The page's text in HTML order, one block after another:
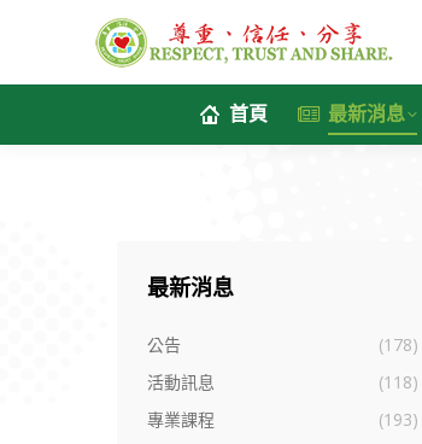
首頁 最新消息
最新消息
公告
(178)
活動訊息
(118)
專業課程
(193)